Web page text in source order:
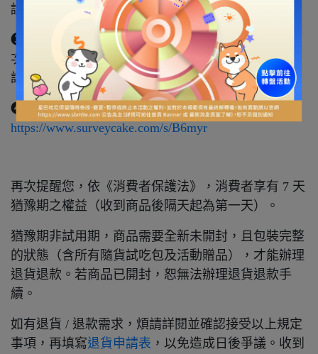
請。
➌ 當星巴哈尼已安排宅配人員前往取件，但到訪 2
次卻無法順利回收商品，將取消您的申請，敬請見
諒。
➍ 退貨申請表連結：
https://www.surveycake.com/s/B6myr
再次提醒您，依《消費者保護法》，消費者享有 7 天
猶豫期之權益（收到商品後隔天起為第一天）。
猶豫期非試用期，商品需要全新未開封，且包裝完整
的狀態（含所有隨貨試吃包及活動贈品），才能辦理
退貨退款。若商品已開封，恕無法辦理退貨退款手
續。
如有退貨 / 退款需求，煩請詳閱並確認接受以上規定
事項，再填寫退貨申請表 ，以免造成日後爭議。收到